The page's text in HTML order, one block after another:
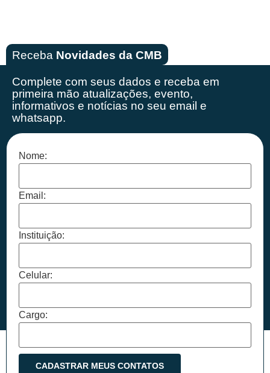
Receba Novidades da CMB
Complete com seus dados e receba em
primeira mão atualizações, evento,
informativos e notícias no seu email e
whatsapp.
Nome:
Email:
Instituição:
Celular:
Cargo: